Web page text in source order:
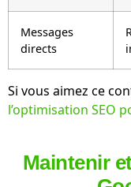
Messages
directs
Si vous aimez ce
l’optimisation SEO
Maintenir